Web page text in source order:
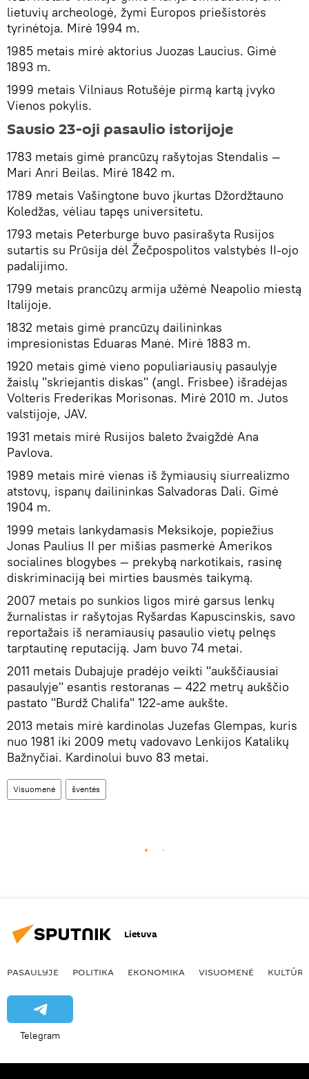
lietuvių archeologė, žymi Europos priešistorės
tyrinėtoja. Mirė 1994 m.
1985 metais mirė aktorius Juozas Laucius. Gimė
1893 m.
1999 metais Vilniaus Rotušėje pirmą kartą įvyko
Vienos pokylis.
Sausio 23-oji pasaulio istorijoje
1783 metais gimė prancūzų rašytojas Stendalis —
Mari Anri Beilas. Mirė 1842 m.
1789 metais Vašingtone buvo įkurtas Džordžtauno
Koledžas, vėliau tapęs universitetu.
1793 metais Peterburge buvo pasirašyta Rusijos
sutartis su Prūsija dėl Žečpospolitos valstybės II-ojo
padalijimo.
1799 metais prancūzų armija užėmė Neapolio miestą
Italijoje.
1832 metais gimė prancūzų dailininkas
impresionistas Eduaras Manė. Mirė 1883 m.
1920 metais gimė vieno populiariausių pasaulyje
žaislų "skriejantis diskas" (angl. Frisbee) išradėjas
Volteris Frederikas Morisonas. Mirė 2010 m. Jutos
valstijoje, JAV.
1931 metais mirė Rusijos baleto žvaigždė Ana
Pavlova.
1989 metais mirė vienas iš žymiausių siurrealizmo
atstovų, ispanų dailininkas Salvadoras Dali. Gimė
1904 m.
1999 metais lankydamasis Meksikoje, popiežius
Jonas Paulius II per mišias pasmerkė Amerikos
socialines blogybes — prekybą narkotikais, rasinę
diskriminaciją bei mirties bausmės taikymą.
2007 metais po sunkios ligos mirė garsus lenkų
žurnalistas ir rašytojas Ryšardas Kapuscinskis, savo
reportažais iš neramiausių pasaulio vietų pelnęs
tarptautinę reputaciją. Jam buvo 74 metai.
2011 metais Dubajuje pradėjo veikti "aukščiausiai
pasaulyje" esantis restoranas — 422 metrų aukščio
pastato "Burdž Chalifa" 122-ame aukšte.
2013 metais mirė kardinolas Juzefas Glempas, kuris
nuo 1981 iki 2009 metų vadovavo Lenkijos Katalikų
Bažnyčiai. Kardinolui buvo 83 metai.
Visuomenė šventės
Lietuva
PASAULYJE POLITIKA EKONOMIKA VISUOMENĖ KULTŪRA
Telegram